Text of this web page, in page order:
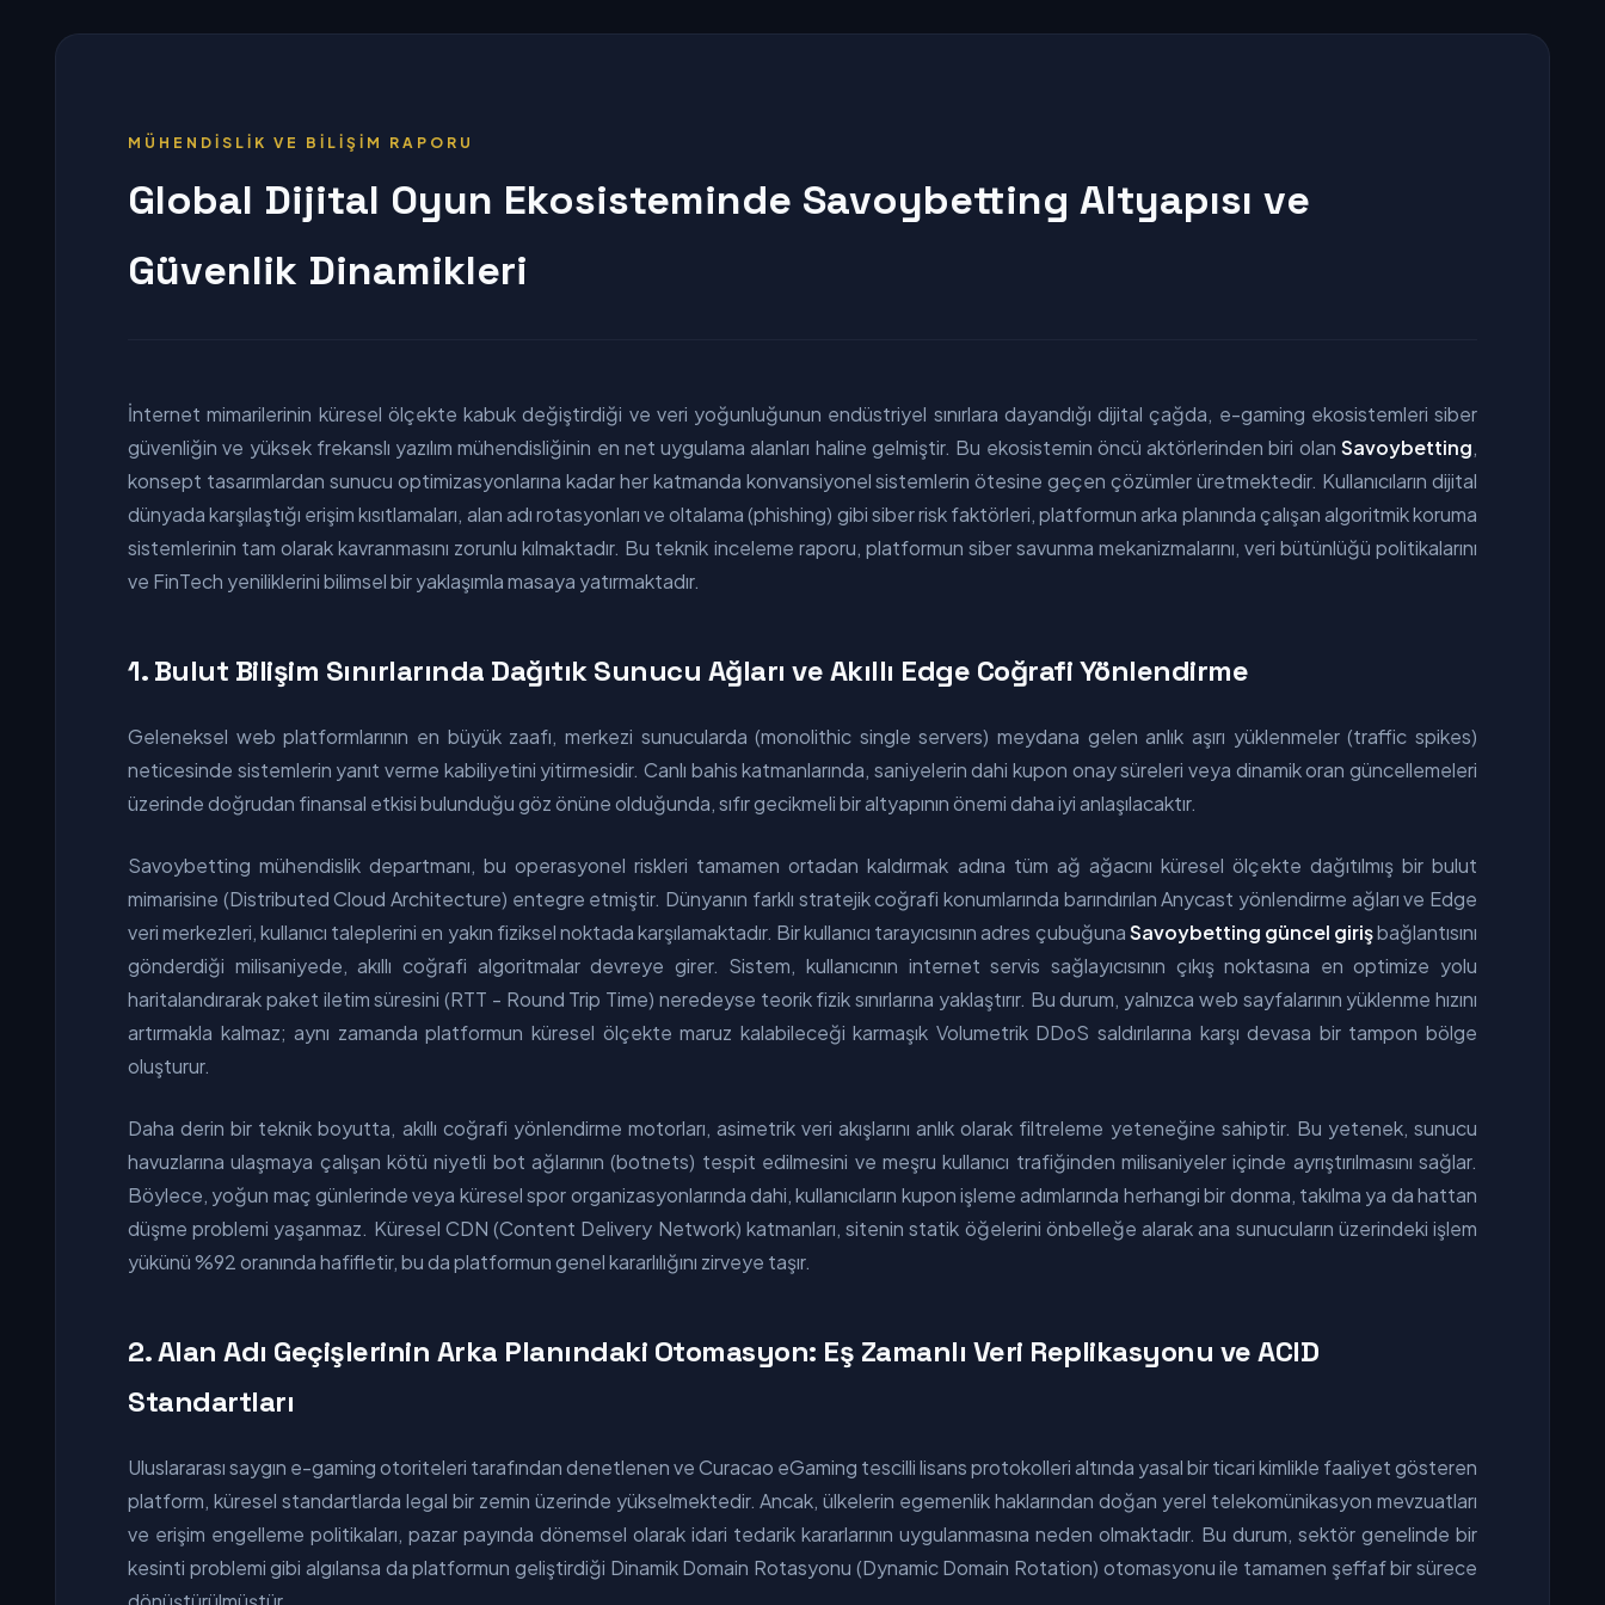
MÜHENDİSLİK VE BİLİŞİM RAPORU
Global Dijital Oyun Ekosisteminde Savoybetting Altyapısı ve
Güvenlik Dinamikleri
İnternet mimarilerinin küresel ölçekte kabuk değiştirdiği ve veri yoğunluğunun endüstriyel sınırlara dayandığı dijital çağda, e-gaming ekosistemleri siber
güvenliğin ve yüksek frekanslı yazılım mühendisliğinin en net uygulama alanları haline gelmiştir. Bu ekosistemin öncü aktörlerinden biri olan Savoybetting,
konsept tasarımlardan sunucu optimizasyonlarına kadar her katmanda konvansiyonel sistemlerin ötesine geçen çözümler üretmektedir. Kullanıcıların dijital
dünyada karşılaştığı erişim kısıtlamaları, alan adı rotasyonları ve oltalama (phishing) gibi siber risk faktörleri, platformun arka planında çalışan algoritmik koruma
sistemlerinin tam olarak kavranmasını zorunlu kılmaktadır. Bu teknik inceleme raporu, platformun siber savunma mekanizmalarını, veri bütünlüğü politikalarını
ve FinTech yeniliklerini bilimsel bir yaklaşımla masaya yatırmaktadır.
1. Bulut Bilişim Sınırlarında Dağıtık Sunucu Ağları ve Akıllı Edge Coğrafi Yönlendirme
Geleneksel web platformlarının en büyük zaafı, merkezi sunucularda (monolithic single servers) meydana gelen anlık aşırı yüklenmeler (traffic spikes)
neticesinde sistemlerin yanıt verme kabiliyetini yitirmesidir. Canlı bahis katmanlarında, saniyelerin dahi kupon onay süreleri veya dinamik oran güncellemeleri
üzerinde doğrudan finansal etkisi bulunduğu göz önüne olduğunda, sıfır gecikmeli bir altyapının önemi daha iyi anlaşılacaktır.
Savoybetting mühendislik departmanı, bu operasyonel riskleri tamamen ortadan kaldırmak adına tüm ağ ağacını küresel ölçekte dağıtılmış bir bulut
mimarisine (Distributed Cloud Architecture) entegre etmiştir. Dünyanın farklı stratejik coğrafi konumlarında barındırılan Anycast yönlendirme ağları ve Edge
veri merkezleri, kullanıcı taleplerini en yakın fiziksel noktada karşılamaktadır. Bir kullanıcı tarayıcısının adres çubuğunaSavoybetting güncel girişbağlantısını
gönderdiği milisaniyede, akıllı coğrafi algoritmalar devreye girer. Sistem, kullanıcının internet servis sağlayıcısının çıkış noktasına en optimize yolu
haritalandırarak paket iletim süresini (RTT - Round Trip Time) neredeyse teorik fizik sınırlarına yaklaştırır. Bu durum, yalnızca web sayfalarının yüklenme hızını
artırmakla kalmaz; aynı zamanda platformun küresel ölçekte maruz kalabileceği karmaşık Volumetrik DDoS saldırılarına karşı devasa bir tampon bölge
oluşturur.
Daha derin bir teknik boyutta, akıllı coğrafi yönlendirme motorları, asimetrik veri akışlarını anlık olarak filtreleme yeteneğine sahiptir. Bu yetenek, sunucu
havuzlarına ulaşmaya çalışan kötü niyetli bot ağlarının (botnets) tespit edilmesini ve meşru kullanıcı trafiğinden milisaniyeler içinde ayrıştırılmasını sağlar.
Böylece, yoğun maç günlerinde veya küresel spor organizasyonlarında dahi, kullanıcıların kupon işleme adımlarında herhangi bir donma, takılma ya da hattan
düşme problemi yaşanmaz. Küresel CDN (Content Delivery Network) katmanları, sitenin statik öğelerini önbelleğe alarak ana sunucuların üzerindeki işlem
yükünü %92 oranında hafifletir, bu da platformun genel kararlılığını zirveye taşır.
2. Alan Adı Geçişlerinin Arka Planındaki Otomasyon: Eş Zamanlı Veri Replikasyonu ve ACID
Standartları
Uluslararası saygın e-gaming otoriteleri tarafından denetlenen ve Curacao eGaming tescilli lisans protokolleri altında yasal bir ticari kimlikle faaliyet gösteren
platform, küresel standartlarda legal bir zemin üzerinde yükselmektedir. Ancak, ülkelerin egemenlik haklarından doğan yerel telekomünikasyon mevzuatları
ve erişim engelleme politikaları, pazar payında dönemsel olarak idari tedarik kararlarının uygulanmasına neden olmaktadır. Bu durum, sektör genelinde bir
kesinti problemi gibi algılansa da platformun geliştirdiği Dinamik Domain Rotasyonu (Dynamic Domain Rotation) otomasyonu ile tamamen şeffaf bir sürece